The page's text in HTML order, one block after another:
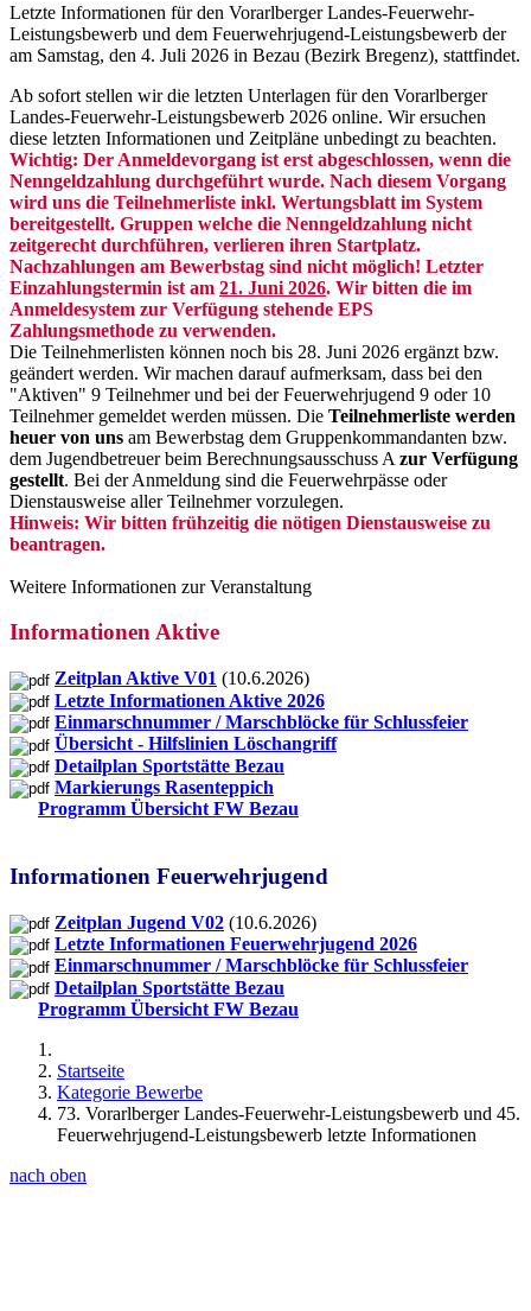
Letzte Informationen für den Vorarlberger Landes-Feuerwehr-
Leistungsbewerb und dem Feuerwehrjugend-Leistungsbewerb der
am Samstag, den 4. Juli 2026 in Bezau (Bezirk Bregenz), stattfindet.
Ab sofort stellen wir die letzten Unterlagen für den Vorarlberger
Landes-Feuerwehr-Leistungsbewerb 2026 online. Wir ersuchen
diese letzten Informationen und Zeitpläne unbedingt zu beachten.
Wichtig: Der Anmeldevorgang ist erst abgeschlossen, wenn die
Nenngeldzahlung durchgeführt wurde. Nach diesem Vorgang
wird uns die Teilnehmerliste inkl. Wertungsblatt im System
bereitgestellt. Gruppen welche die Nenngeldzahlung nicht
zeitgerecht durchführen, verlieren ihren Startplatz.
Nachzahlungen am Bewerbstag sind nicht möglich! Letzter
Einzahlungstermin ist am 21. Juni 2026. Wir bitten die im
Anmeldesystem zur Verfügung stehende EPS
Zahlungsmethode zu verwenden.
Die Teilnehmerlisten können noch bis 28. Juni 2026 ergänzt bzw.
geändert werden. Wir machen darauf aufmerksam, dass bei den
"Aktiven" 9 Teilnehmer und bei der Feuerwehrjugend 9 oder 10
Teilnehmer gemeldet werden müssen. Die Teilnehmerliste werden
heuer von uns am Bewerbstag dem Gruppenkommandanten bzw.
dem Jugendbetreuer beim Berechnungsausschuss A zur Verfügung
gestellt. Bei der Anmeldung sind die Feuerwehrpässe oder
Dienstausweise aller Teilnehmer vorzulegen.
Hinweis: Wir bitten frühzeitig die nötigen Dienstausweise zu
beantragen.
Weitere Informationen zur Veranstaltung
Informationen Aktive
Zeitplan Aktive V01 (10.6.2026)
Letzte Informationen Aktive 2026
Einmarschnummer / Marschblöcke für Schlussfeier
Übersicht - Hilfslinien Löschangriff
Detailplan Sportstätte Bezau
Markierungs Rasenteppich
Programm Übersicht FW Bezau
Informationen Feuerwehrjugend
Zeitplan Jugend V02 (10.6.2026)
Letzte Informationen Feuerwehrjugend 2026
Einmarschnummer / Marschblöcke für Schlussfeier
Detailplan Sportstätte Bezau
Programm Übersicht FW Bezau
Startseite
Kategorie Bewerbe
73. Vorarlberger Landes-Feuerwehr-Leistungsbewerb und 45.
Feuerwehrjugend-Leistungsbewerb letzte Informationen
nach oben